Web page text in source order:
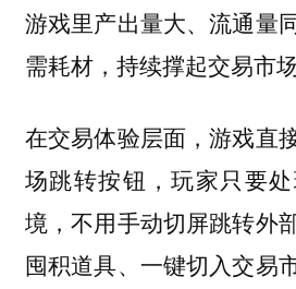
游戏里产出量大、流通量
需耗材，持续撑起交易市
在交易体验层面，游戏直
场跳转按钮，玩家只要
境，不用手动切屏跳转外
囤积道具、一键切入交易